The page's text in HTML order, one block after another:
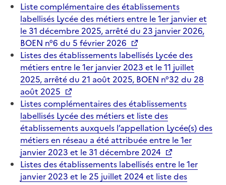
Liste complémentaire des établissements
labellisés Lycée des métiers entre le 1er janvier et
le 31 décembre 2025, arrêté du 23 janvier 2026,
BOEN n°6 du 5 février 2026
Listes des établissements labellisés Lycée des
métiers entre le 1er janvier 2023 et le 11 juillet
2025, arrêté du 21 août 2025, BOEN n°32 du 28
août 2025
Listes complémentaires des établissements
labellisés Lycée des métiers et liste des
établissements auxquels l’appellation Lycée(s) des
métiers en réseau a été attribuée entre le 1er
janvier 2023 et le 31 décembre 2024
Listes des établissements labellisés entre le 1er
janvier 2023 et le 25 juillet 2024 et liste des